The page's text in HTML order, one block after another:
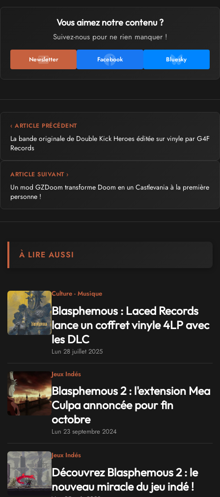
Vous aimez notre contenu ?
Suivez-nous pour ne rien manquer !
Newsletter Facebook Bluesky
‹ ARTICLE PRÉCÉDENT
La bande originale de Double Kick Heroes éditée sur vinyle par G4F
Records
ARTICLE SUIVANT ›
Un mod GZDoom transforme Doom en un Castlevania à la première
personne !
À LIRE AUSSI
Culture - Musique
Blasphemous : Laced Records
lance un coffret vinyle 4LP avec
les DLC
Lun 28 juillet 2025
Jeux Indés
Blasphemous 2 : l'extension Mea
Culpa annoncée pour fin
octobre
Lun 23 septembre 2024
Jeux Indés
Découvrez Blasphemous 2 : le
nouveau miracle du jeu indé !